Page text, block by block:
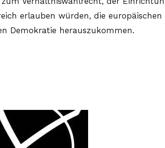
erlauben würden, die
Demokratie herauszukommen.